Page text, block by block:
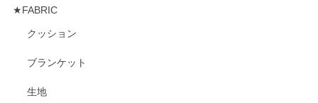
★FABRIC
クッション
ブランケット
生地